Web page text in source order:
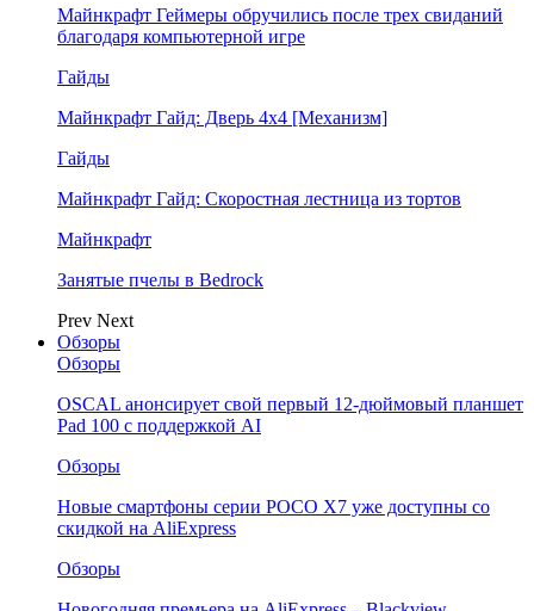
Майнкрафт Геймеры обручились после трех свиданий
благодаря компьютерной игре
Гайды
Майнкрафт Гайд: Дверь 4х4 [Механизм]
Гайды
Майнкрафт Гайд: Скоростная лестница из тортов
Майнкрафт
Занятые пчелы в Bedrock
Prev Next
Обзоры
Обзоры
OSCAL анонсирует свой первый 12-дюймовый планшет
Pad 100 с поддержкой AI
Обзоры
Новые смартфоны серии POCO X7 уже доступны со
скидкой на AliExpress
Обзоры